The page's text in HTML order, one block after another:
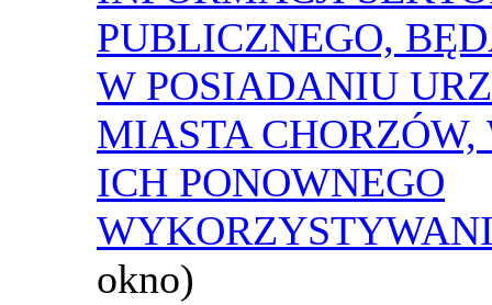
PUBLICZNEGO,
W POSIADANIU
MIASTA CHORZÓW,
ICH PONOWNEGO
okno)